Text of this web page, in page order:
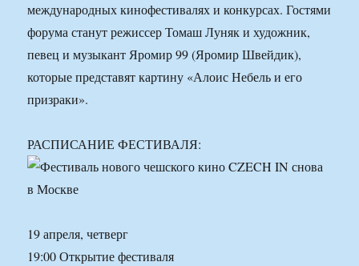
международных кинофестивалях и конкурсах. Гостями
форума станут режиссер Томаш Луняк и художник,
певец и музыкант Яромир 99 (Яромир Швейдик),
которые представят картину «Алоис Небель и его
призраки».
РАСПИСАНИЕ ФЕСТИВАЛЯ:
19 апреля, четверг
19:00 Открытие фестиваля